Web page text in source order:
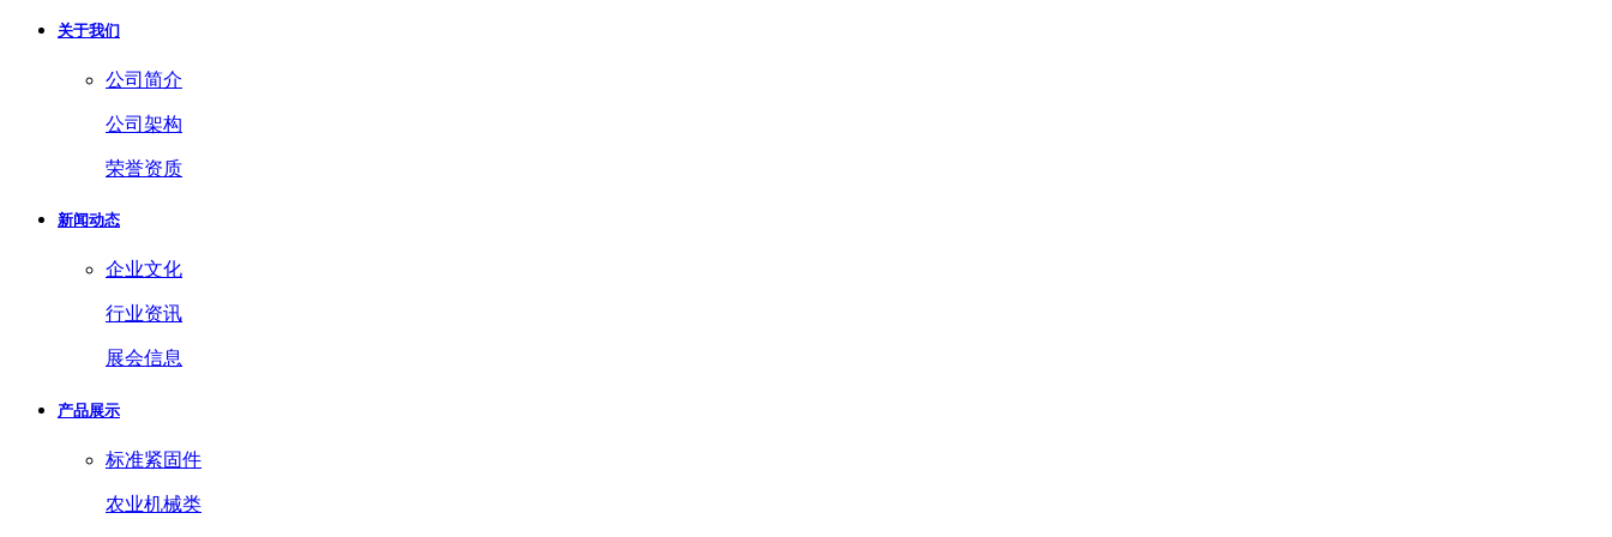
关于我们
公司简介
公司架构
荣誉资质
新闻动态
企业文化
行业资讯
展会信息
产品展示
标准紧固件
农业机械类